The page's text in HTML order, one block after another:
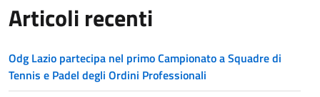
Articoli recenti
Odg Lazio partecipa nel primo Campionato a Squadre di
Tennis e Padel degli Ordini Professionali